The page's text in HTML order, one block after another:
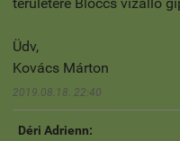
Üdv,
Kovács Márton
2019.08.18. 22:40
Déri Adrienn: